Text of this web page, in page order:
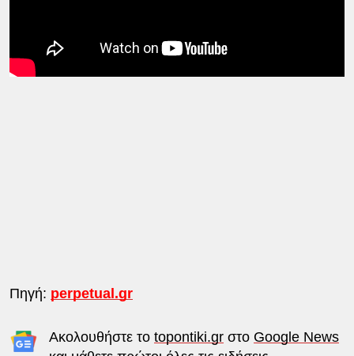
Πηγή: perpetual.gr
Ακολουθήστε το topontiki.grστο Google News